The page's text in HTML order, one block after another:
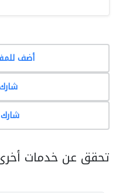
أضف
شارك
تحقق عن خدمات